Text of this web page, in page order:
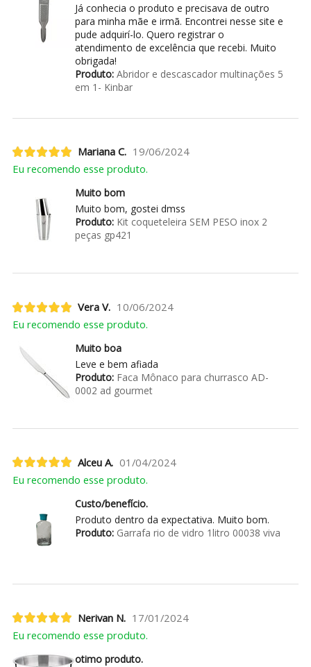
Já conhecia o produto e precisava de outro
para minha mãe e irmã. Encontrei nesse site e
pude adquirí-lo. Quero registrar o
atendimento de excelência que recebi. Muito
obrigada!
Produto:Abridor e descascador multinações 5
em 1- Kinbar
Mariana C. 19/06/2024
Eu recomendo esse produto.
Muito bom
Muito bom, gostei dmss
Produto:Kit coqueteleira SEM PESO inox 2
peças gp421
Vera V. 10/06/2024
Eu recomendo esse produto.
Muito boa
Leve e bem afiada
Produto:Faca Mônaco para churrasco AD-
0002 ad gourmet
Alceu A. 01/04/2024
Eu recomendo esse produto.
Custo/benefício.
Produto dentro da expectativa. Muito bom.
Produto:Garrafa rio de vidro 1litro 00038 viva
Nerivan N. 17/01/2024
Eu recomendo esse produto.
otimo produto.